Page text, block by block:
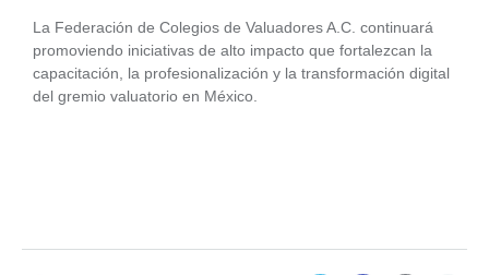
La Federación de Colegios de Valuadores A.C. continuará
promoviendo iniciativas de alto impacto que fortalezcan la
capacitación, la profesionalización y la transformación digital
del gremio valuatorio en México.